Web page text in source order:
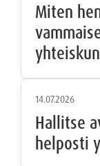
Miten
14.07.2026
Hallitse
helposti